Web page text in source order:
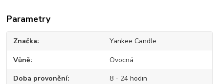
Parametry
Značka Yankee Candle
Vůně Ovocná
Doba provonění 8 - 24 hodin